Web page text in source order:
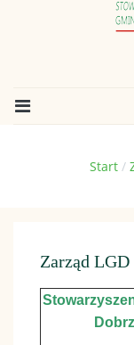
Start
Zarząd LGD